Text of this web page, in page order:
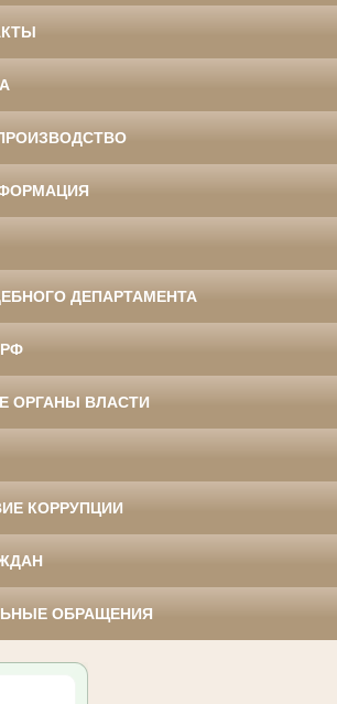
ДЕПАРТАМЕНТА
ОРГАНЫ ВЛАСТИ
КОРРУПЦИИ
ОБРАЩЕНИЯ